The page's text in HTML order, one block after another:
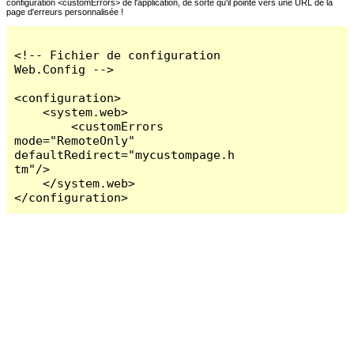
configuration <customErrors> de l'application, de sorte qu'il pointe vers une URL de la
page d'erreurs personnalisée !
<!-- Fichier de configuration
Web.Config -->
<configuration>
    <system.web>
        <customErrors
mode="RemoteOnly"
defaultRedirect="mycustompage.h
tm"/>
    </system.web>
</configuration>